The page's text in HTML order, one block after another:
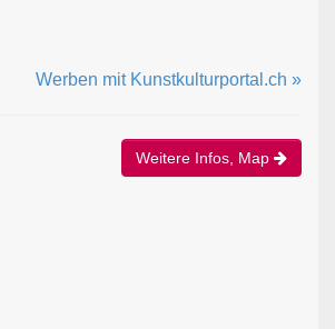
Werben mit Kunstkulturportal.ch »
Weitere Infos, Map